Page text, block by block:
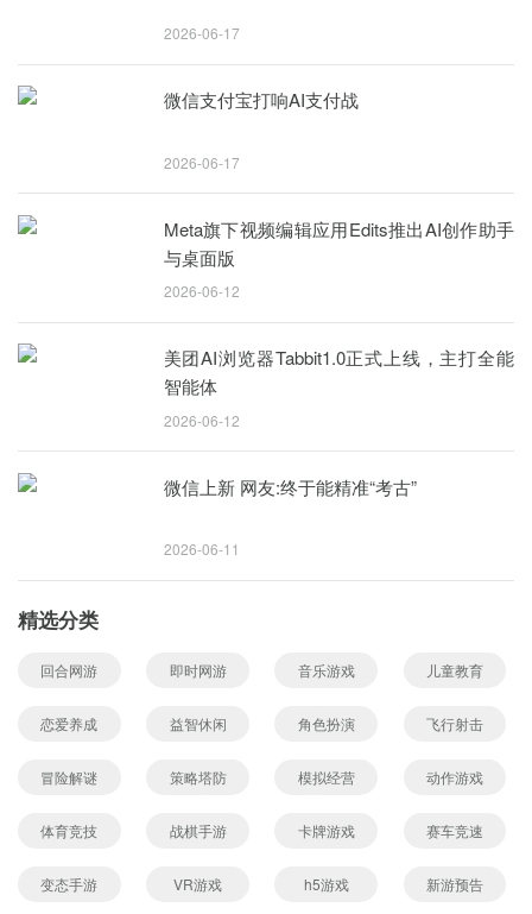
2026-06-17
微信支付宝打响AI支付战
2026-06-17
Meta旗下视频编辑应用Edits推出AI创作助手
与桌面版
2026-06-12
美团AI浏览器Tabbit1.0正式上线，主打全能
智能体
2026-06-12
微信上新 网友:终于能精准“考古”
2026-06-11
精选分类
回合网游 即时网游 音乐游戏 儿童教育
恋爱养成 益智休闲 角色扮演 飞行射击
冒险解谜 策略塔防 模拟经营 动作游戏
体育竞技 战棋手游 卡牌游戏 赛车竞速
变态手游 VR游戏 h5游戏 新游预告